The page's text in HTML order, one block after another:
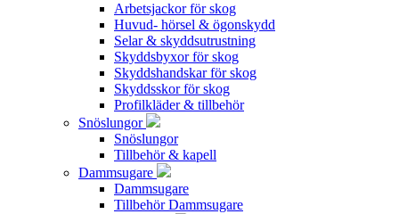
Arbetsjackor för skog
Huvud- hörsel & ögonskydd
Selar & skyddsutrustning
Skyddsbyxor för skog
Skyddshandskar för skog
Skyddsskor för skog
Profilkläder & tillbehör
Snöslungor
Snöslungor
Tillbehör & kapell
Dammsugare
Dammsugare
Tillbehör Dammsugare